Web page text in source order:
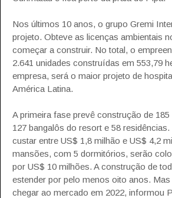
Nos últimos 10 anos, o grupo Gremi
projeto. Obteve as licenças ambientais
começar a construir. No total, o
2.641 unidades construídas em 553,79
empresa, será o maior projeto de
América Latina.
A primeira fase prevê construção de 185
127 bangalôs do resort e 58
custar entre US$ 1,8 milhão e US$ 4,2
mansões, com 5 dormitórios, serão
por US$ 10 milhões. A construção de
estender por pelo menos oito anos.
chegar ao mercado em 2022, informou